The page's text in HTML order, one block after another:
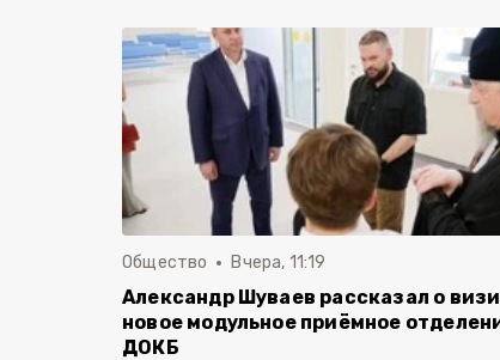
Общество Вчера, 11:19
Александр Шуваев рассказал о
новое модульное приёмное
ДОКБ